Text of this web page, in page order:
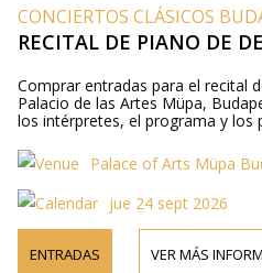
CONCIERTOS CLÁSICOS
RECITAL DE PIANO DE
Comprar entradas para el recital
Palacio de las Artes Müpa,
los intérpretes, el programa y los
Palace of Arts Müpa
jue 24 sept 2026
ENTRADAS VER MÁS